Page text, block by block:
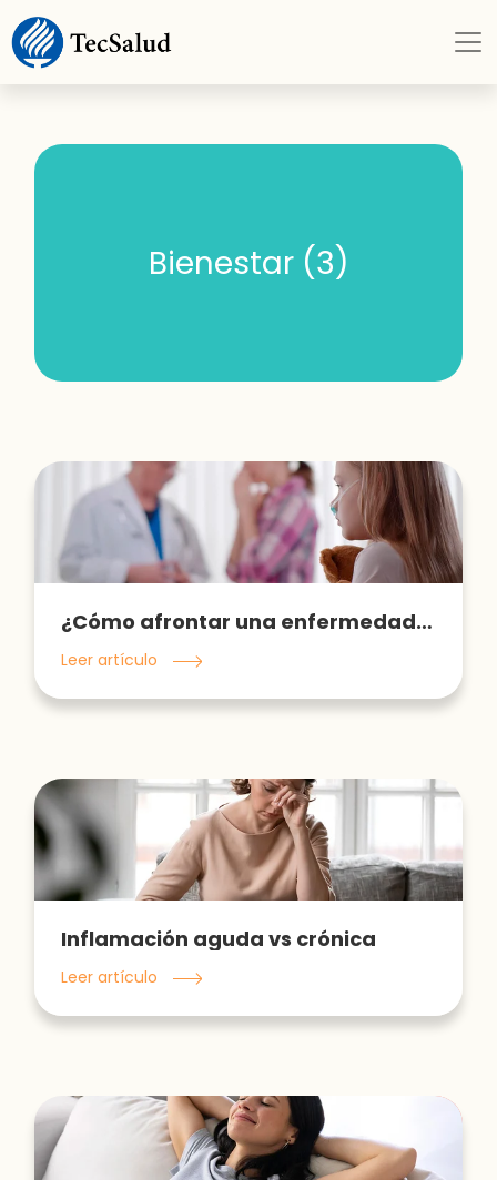
Bienestar (3)
¿Cómo afrontar una enfermedad crónica en tu hijo?
Leer artículo
Inflamación aguda vs crónica
Leer artículo